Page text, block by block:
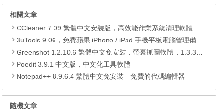
相關文章
CCleaner 7.09 繁體中文安裝版，高效能作業系統清理軟體
3uTools 9.06，免費蘋果 iPhone / iPad 手機平板電腦管理備份還原軟體
Greenshot 1.2.10.6 繁體中文免安裝，螢幕抓圖軟體，1.3.315 安裝版
Poedit 3.9.1 中文版，中文化工具軟體
Notepad++ 8.9.6.4 繁體中文免安裝，免費的代碼編輯器
隨機文章